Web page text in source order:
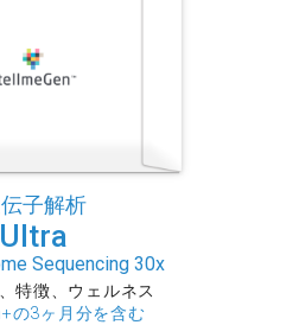
子解析
Ultra
Sequencing 30x
特徴、ウェルネス
の3ヶ月分を含む